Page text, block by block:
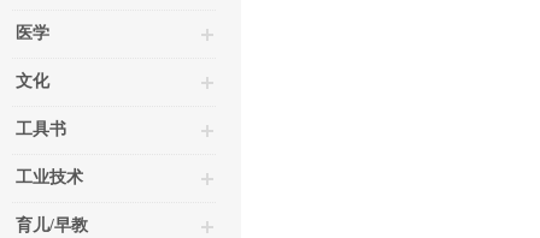
医学
文化
工具书
工业技术
育儿/早教